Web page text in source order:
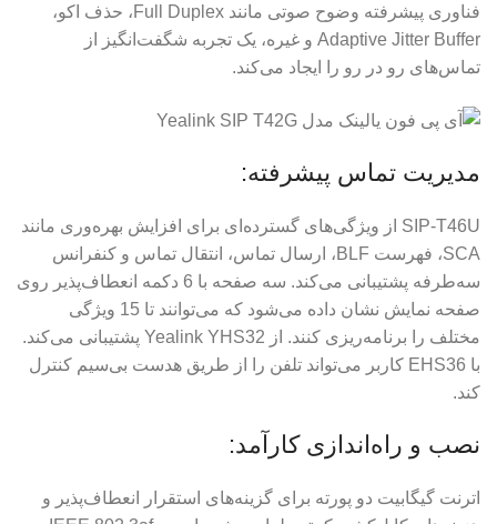
فناوری پیشرفته وضوح صوتی مانند Full Duplex، حذف اکو،
Adaptive Jitter Buffer و غیره، یک تجربه شگفت‌انگیز از
تماس‌های رو در رو را ایجاد می‌کند.
مدیریت تماس پیشرفته:
SIP-T46U از ویژگی‌های گسترده‌ای برای افزایش بهره‌وری مانند
SCA، فهرست BLF، ارسال تماس، انتقال تماس و کنفرانس
سه‌طرفه پشتیبانی می‌کند. سه صفحه با 6 دکمه انعطاف‌پذیر روی
صفحه نمایش نشان داده می‌شود که می‌توانند تا 15 ویژگی
مختلف را برنامه‌ریزی کنند. از Yealink YHS32 پشتیبانی می‌کند.
با EHS36 کاربر می‌تواند تلفن را از طریق هدست بی‌سیم کنترل
کند.
نصب و راه‌اندازی کارآمد:
اترنت گیگابیت دو پورته برای گزینه‌های استقرار انعطاف‌پذیر و